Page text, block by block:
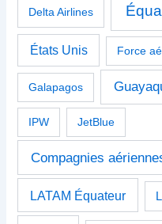
Delta Airlines
États Unis Force
Galapagos
IPW JetBlue
Compagnies
LATAM Équateur